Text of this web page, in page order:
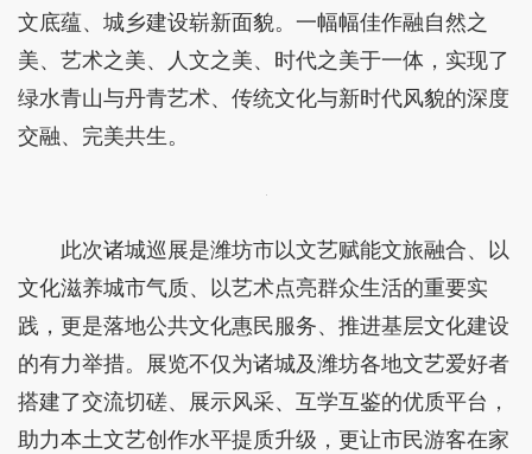
文底蕴、城乡建设崭新面貌。一幅幅佳作融自然之
美、艺术之美、人文之美、时代之美于一体，实现了
绿水青山与丹青艺术、传统文化与新时代风貌的深度
交融、完美共生。
此次诸城巡展是潍坊市以文艺赋能文旅融合、以
文化滋养城市气质、以艺术点亮群众生活的重要实
践，更是落地公共文化惠民服务、推进基层文化建设
的有力举措。展览不仅为诸城及潍坊各地文艺爱好者
搭建了交流切磋、展示风采、互学互鉴的优质平台，
助力本土文艺创作水平提质升级，更让市民游客在家